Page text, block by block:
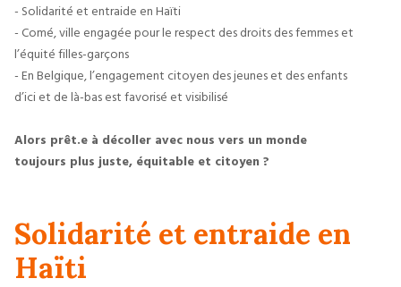
- Solidarité et entraide en Haïti
- Comé, ville engagée pour le respect des droits des femmes et
l’équité filles-garçons
- En Belgique, l’engagement citoyen des jeunes et des enfants
d’ici et de là-bas est favorisé et visibilisé
Alors prêt.e à décoller avec nous vers un monde
toujours plus juste, équitable et citoyen ?
Solidarité et entraide en
Haïti